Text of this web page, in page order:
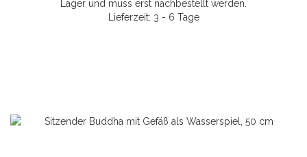
Lager und muss erst nachbestellt werden.
Lieferzeit: 3 - 6 Tage